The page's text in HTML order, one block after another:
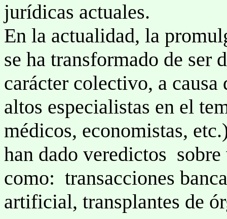
jurídicas actuales.
En la actualidad, la
se ha transformado de ser
carácter colectivo, a
altos especialistas en el
médicos, economistas,
han dado veredictos
como: transacciones
artificial, transplantes de